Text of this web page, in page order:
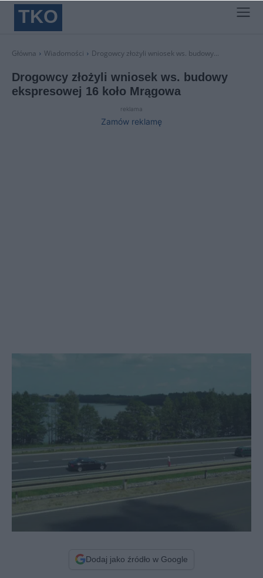
TKO
Główna Wiadomości Drogowcy złożyli wniosek ws. budowy...
Drogowcy złożyli wniosek ws. budowy
ekspresowej 16 koło Mrągowa
reklama
Zamów reklamę
Dodaj jako źródło w Google